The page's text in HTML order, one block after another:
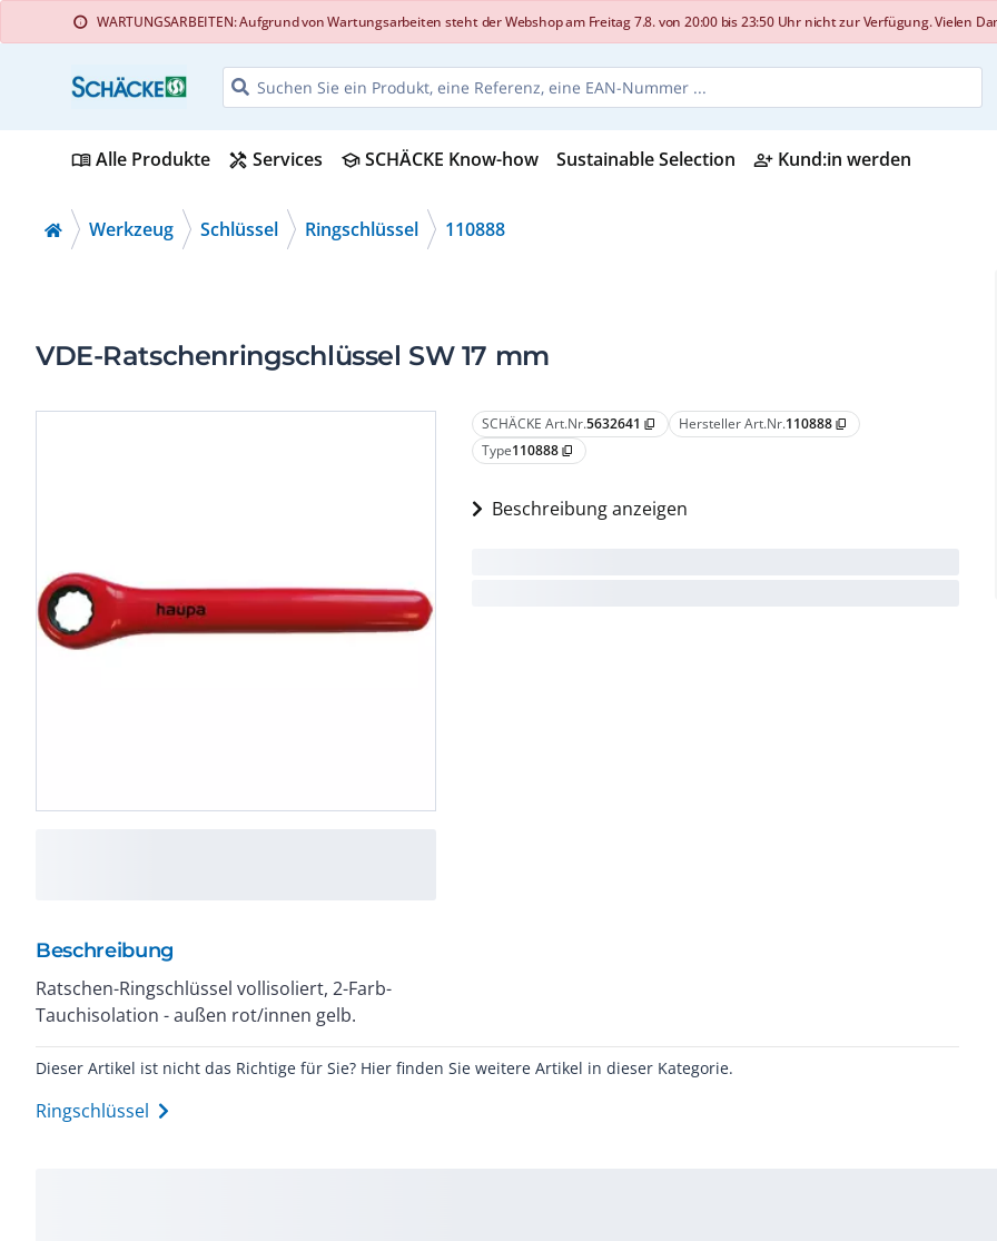
info WARTUNGSARBEITEN: Aufgrund von Wartungsarbeiten steht der Webshop am Freitag 7.8. von 20:00 bis 23:50 Uhr nicht zur Verfügung. Vielen
menu_bookAlle Produkte handyman Services schoolSCHÄCKE Know-how Sustainable Selection person_add_alt Kund:in werden
Werkzeug Schlüssel Ringschlüssel 110888
VDE-Ratschenringschlüssel SW 17 mm
SCHÄCKE Art.Nr.5632641 content_copy Hersteller Art.Nr.110888 content_copy
Type110888 content_copy
Beschreibung anzeigen
Beschreibung
Ratschen-Ringschlüssel vollisoliert, 2-Farb-
Tauchisolation - außen rot/innen gelb.
Dieser Artikel ist nicht das Richtige für Sie? Hier finden Sie weitere Artikel in dieser Kategorie.
Ringschlüssel